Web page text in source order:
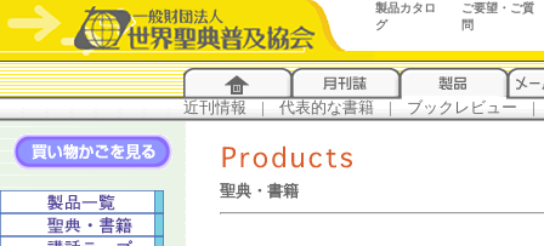
製品カタロ
グ
ご要望・ご質
問
近刊情報 | 代表的な書籍 | ブックレビュー |
聖典・書籍